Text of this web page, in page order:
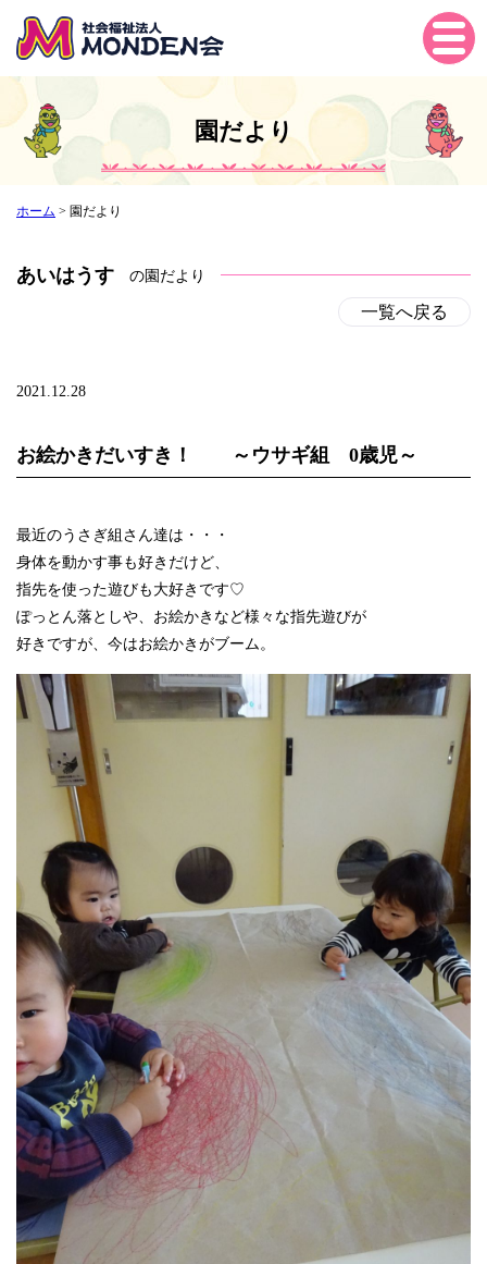
Tog
gle
gati
on
園だより
ホーム > 園だより
あいはうす の園だより
一覧へ戻る
2021.12.28
お絵かきだいすき！ ～ウサギ組 0歳児～
最近のうさぎ組さん達は・・・
身体を動かす事も好きだけど、
指先を使った遊びも大好きです♡
ぽっとん落としや、お絵かきなど様々な指先遊びが
好きですが、今はお絵かきがブーム。